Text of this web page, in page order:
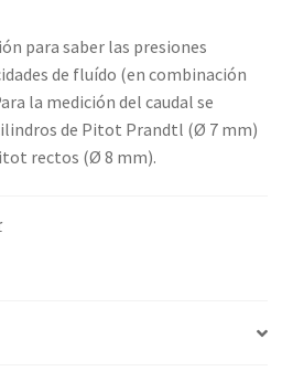
de precisión y
en la precisión y
para saber las presiones
de fluído (en combinación
la medición del caudal se
de Pitot Prandtl (Ø 7 mm)
rectos (Ø 8 mm).